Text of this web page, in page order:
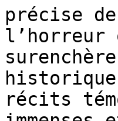
précise
l’horreur
récits